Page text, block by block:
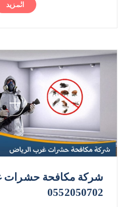
المزيد
شركة مكافحة حشرات
0552050702